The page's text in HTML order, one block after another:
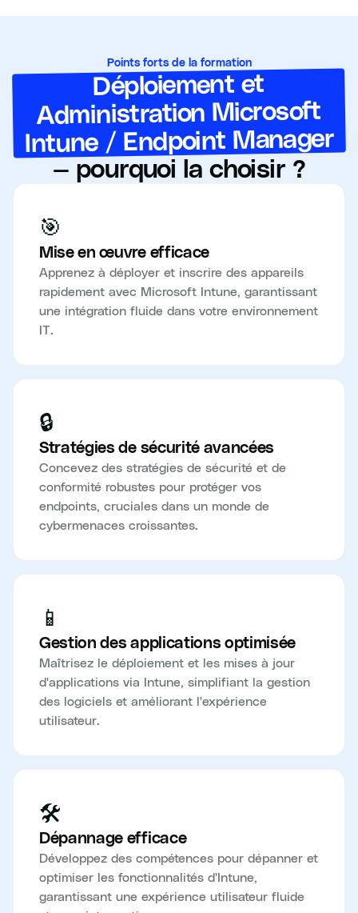
Points forts de la formation
Déploiement et
Administration Microsoft
Intune / Endpoint Manager
— pourquoi la choisir ?
🎯
Mise en œuvre efficace
Apprenez à déployer et inscrire des appareils
rapidement avec Microsoft Intune, garantissant
une intégration fluide dans votre environnement
IT.
🔒
Stratégies de sécurité avancées
Concevez des stratégies de sécurité et de
conformité robustes pour protéger vos
endpoints, cruciales dans un monde de
cybermenaces croissantes.
📱
Gestion des applications optimisée
Maîtrisez le déploiement et les mises à jour
d'applications via Intune, simplifiant la gestion
des logiciels et améliorant l'expérience
utilisateur.
🛠️
Dépannage efficace
Développez des compétences pour dépanner et
optimiser les fonctionnalités d'Intune,
garantissant une expérience utilisateur fluide